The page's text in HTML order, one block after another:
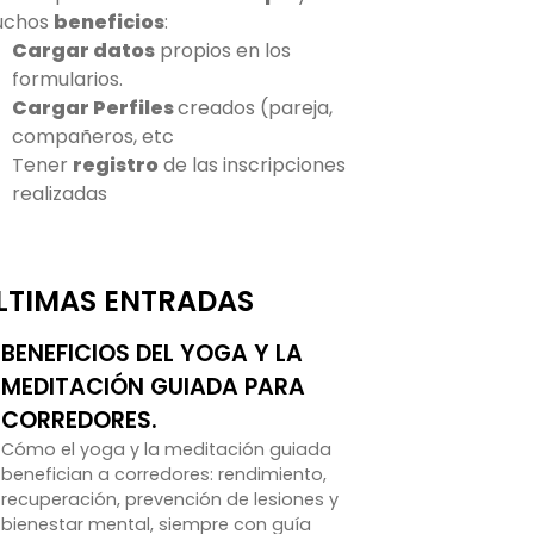
beneficios:
Cargar datos propios en los
formularios.
Cargar Perfilescreados (pareja,
compañeros, etc
Tener registro de las inscripciones
realizadas
ENTRADAS
BENEFICIOS DEL YOGA Y LA
MEDITACIÓN GUIADA PARA
CORREDORES.
Cómo el yoga y la meditación guiada
benefician a corredores: rendimiento,
recuperación, prevención de lesiones y
bienestar mental, siempre con guía